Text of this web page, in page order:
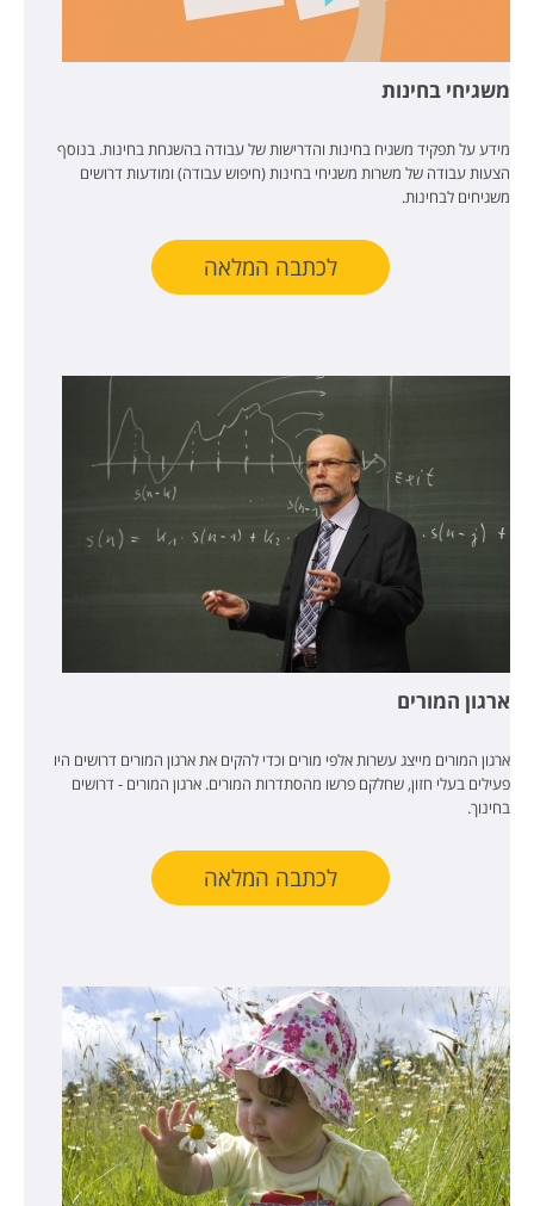
משגיחי בחינות
מידע על תפקיד משגיח בחינות והדרישות של עבודה בהשגחת בחינות. בנוסף
הצעות עבודה של משרות משגיחי בחינות (חיפוש עבודה) ומודעות דרושים
משגיחים לבחינות.
לכתבה המלאה
ארגון המורים
ארגון המורים מייצג עשרות אלפי מורים וכדי להקים את ארגון המורים דרושים היו
פעילים בעלי חזון, שחלקם פרשו מהסתדרות המורים. ארגון המורים - דרושים
בחינוך.
לכתבה המלאה